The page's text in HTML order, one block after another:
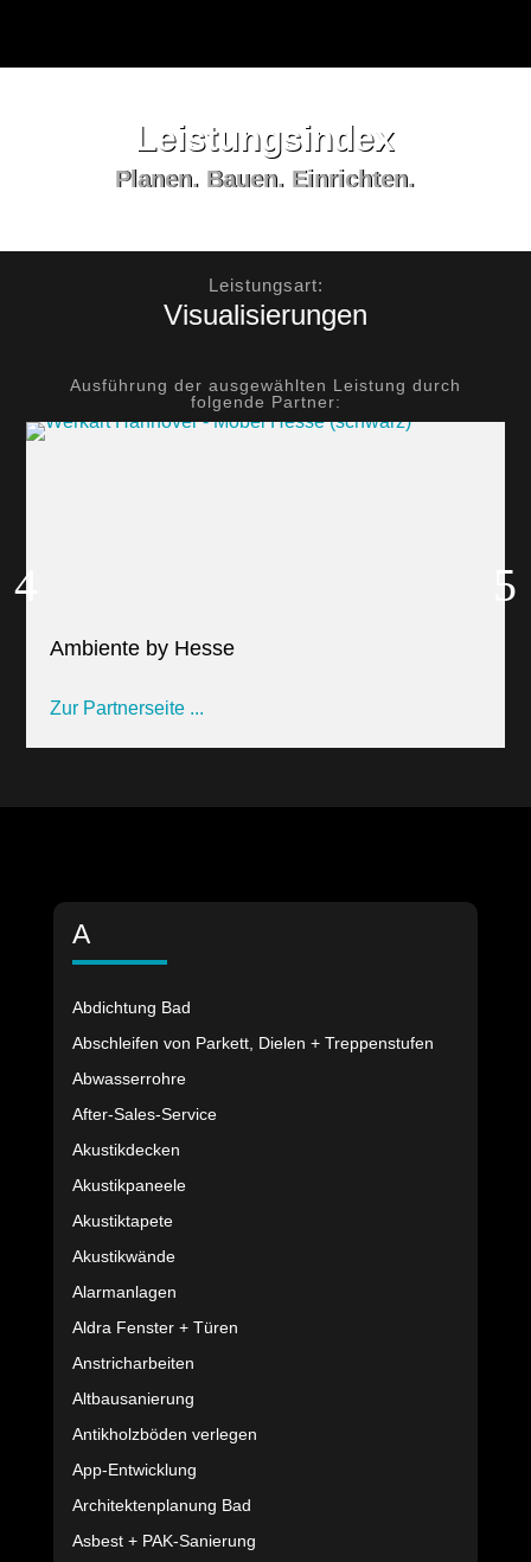
Leistungs­index
Planen. Bauen. Einrichten.
Leistungsart:
Visualisierungen
Ausführung der ausgewählten Leistung durch
folgende Partner:
Ambiente by Hesse
Zur Partnerseite ...
A
Abdichtung Bad
Abschleifen von Parkett, Dielen + Treppenstufen
Abwasserrohre
After-Sales-Service
Akustikdecken
Akustikpaneele
Akustiktapete
Akustikwände
Alarmanlagen
Aldra Fenster + Türen
Anstricharbeiten
Altbausanierung
Antikholzböden verlegen
App-Entwicklung
Architektenplanung Bad
Asbest + PAK-Sanierung